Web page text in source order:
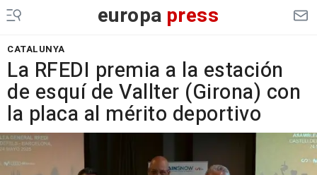
europa press
CATALUNYA
La RFEDI premia a la estación
de esquí de Vallter (Girona) con
la placa al mérito deportivo